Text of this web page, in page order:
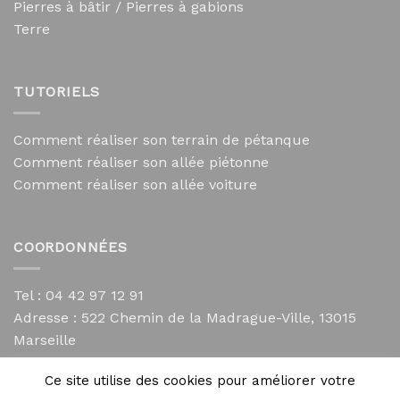
Pierres à bâtir / Pierres à gabions
Terre
TUTORIELS
Comment réaliser son terrain de pétanque
Comment réaliser son allée piétonne
Comment réaliser son allée voiture
COORDONNÉES
Tel : 04 42 97 12 91
Adresse : 522 Chemin de la Madrague-Ville, 13015
Marseille
contact@mycailloux.com
Mentions légales
Ce site utilise des cookies pour améliorer votre